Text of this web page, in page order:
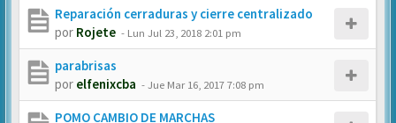
Reparación cerraduras y cierre centralizado
por Rojete - Lun Jul 23, 2018 2:01 pm
parabrisas
por elfenixcba -Jue Mar 16, 2017 7:08 pm
POMO CAMBIO DE MARCHAS